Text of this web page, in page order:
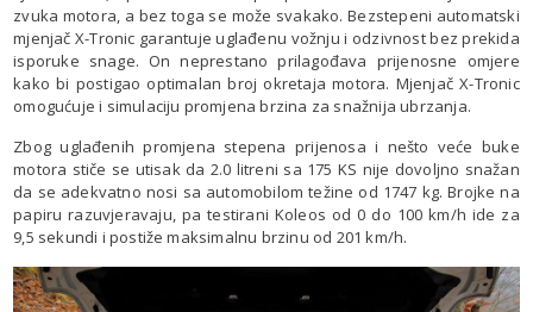
zvuka motora, a bez toga se može svakako. Bezstepeni automatski
mjenjač X-Tronic garantuje uglađenu vožnju i odzivnost bez prekida
isporuke snage. On neprestano prilagođava prijenosne omjere
kako bi postigao optimalan broj okretaja motora. Mjenjač X-Tronic
omogućuje i simulaciju promjena brzina za snažnija ubrzanja.
Zbog uglađenih promjena stepena prijenosa i nešto veće buke
motora stiče se utisak da 2.0 litreni sa 175 KS nije dovoljno snažan
da se adekvatno nosi sa automobilom težine od 1747 kg. Brojke na
papiru razuvjeravaju, pa testirani Koleos od 0 do 100 km/h ide za
9,5 sekundi i postiže maksimalnu brzinu od 201 km/h.